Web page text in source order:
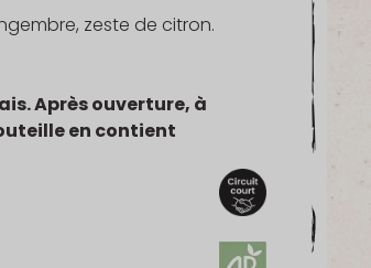
zeste de citron.
Après ouverture, à
en contient